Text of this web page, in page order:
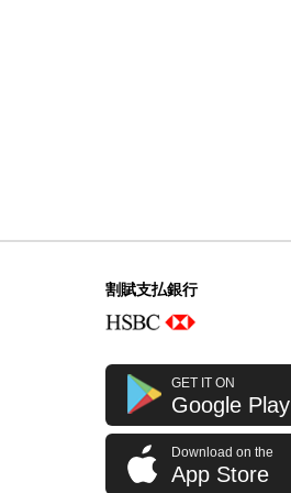
割賦支払銀行
GET IT ON
Google Play
Download on the
App Store